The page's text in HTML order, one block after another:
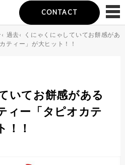
CONTACT
‹ 過去‹
くにゃくにゃしていてお餅感があ
ティー」が大ヒット！！
いてお餅感がある
ィー「タピオカテ
！！